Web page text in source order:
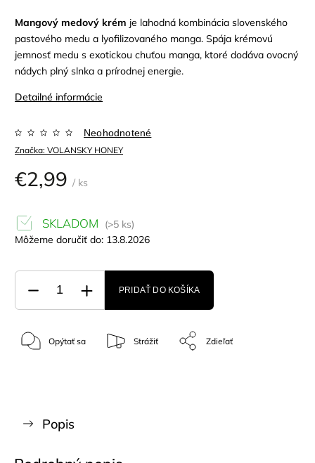
Mangový medový krém je lahodná kombinácia slovenského
pastového medu a lyofilizovaného manga. Spája krémovú
jemnosť medu s exotickou chuťou manga, ktoré dodáva ovocný
nádych plný slnka a prírodnej energie.
Detailné informácie
Značka: VOLANSKY HONEY
Neohodnotené
€2,99 / ks
SKLADOM
(>5 ks)
Môžeme doručiť do: 13.8.2026
PRIDAŤ DO KOŠÍKA
Opýtať sa Strážiť Zdieľať
Popis